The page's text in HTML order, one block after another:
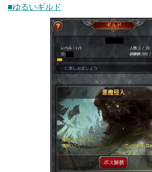
■ゆるいギルド